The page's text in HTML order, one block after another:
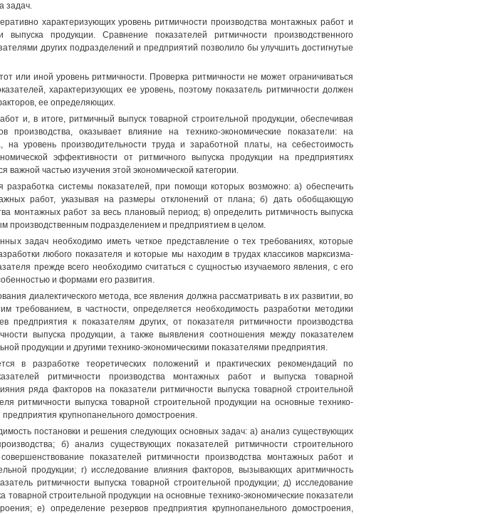
задач.
характеризующих уровень ритмичности производства монтажных работ и
продукции. Сравнение показателей ритмичности производственного
других подразделений и предприятий позволило бы улучшить достигнутые
или иной уровень ритмичности. Проверка ритмичности не может ограничиваться
характеризующих ее уровень, поэтому показатель ритмичности должен
ее определяющих.
и, в итоге, ритмичный выпуск товарной строительной продукции, обеспечивая
производства, оказывает влияние на технико-экономические показатели: на
на уровень производительности труда и заработной платы, на себестоимость
эффективности от ритмичного выпуска продукции на предприятиях
важной частью изучения этой экономической категории.
разработка системы показателей, при помощи которых возможно: а) обеспечить
работ, указывая на размеры отклонений от плана; б) дать обобщающую
монтажных работ за весь плановый период; в) определить ритмичность выпуска
производственным подразделением и предприятием в целом.
задач необходимо иметь четкое представление о тех требованиях, которые
любого показателя и которые мы находим в трудах классиков марксизма-
прежде всего необходимо считаться с сущностью изучаемого явления, с его
и формами его развития.
диалектического метода, все явления должна рассматривать в их развитии, во
требованием, в частности, определяется необходимость разработки методики
предприятия к показателям других, от показателя ритмичности производства
выпуска продукции, а также выявления соотношения между показателем
продукции и другими технико-экономическими показателями предприятия.
в разработке теоретических положений и практических рекомендаций по
ритмичности производства монтажных работ и выпуска товарной
ряда факторов на показатели ритмичности выпуска товарной строительной
ритмичности выпуска товарной строительной продукции на основные технико-
крупнопанельного домостроения.
постановки и решения следующих основных задач: а) анализ существующих
б) анализ существующих показателей ритмичности строительного
показателей ритмичности производства монтажных работ и
продукции; г) исследование влияния факторов, вызывающих аритмичность
ритмичности выпуска товарной строительной продукции; д) исследование
товарной строительной продукции на основные технико-экономические показатели
е) определение резервов предприятия крупнопанельного домостроения,